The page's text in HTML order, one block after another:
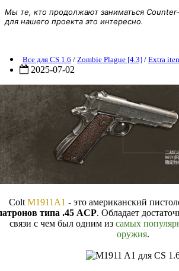
Мы те, кто продолжают заниматься Counter-
для нашего проекта это интересно.
Все для CS 1.6 / Zombie Plague [4.3] / Extra
2025-07-02
ColtM1911A1 - это американский
типа .45 ACP. Обладает
связи с чем был одним из самых
оружия.